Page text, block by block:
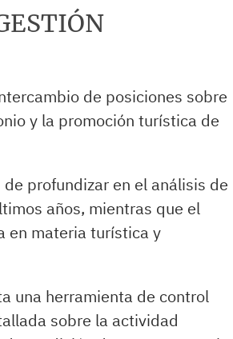
de posiciones sobre
y la promoción turística de
profundizar en el análisis de
años, mientras que el
en materia turística y
una herramienta de control
sobre la actividad